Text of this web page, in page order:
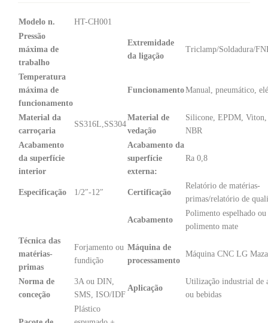
Modelo n.
HT-CH001
Pressão
máxima de
trabalho
Extremidade
da ligação
Triclamp/Soldadura/
Temperatura
máxima de
funcionamento
FuncionamentoManual, pneumático,
Material da
carroçaria
SS316L,SS304
Material de
vedação
Silicone, EPDM,
NBR
Acabamento
da superfície
interior
Acabamento da
superfície
externa:
Ra 0,8
Especificação 1/2″-12″ Certificação
Relatório de matérias-
primas/relatório de
Acabamento
Polimento espelhado ou
polimento mate
Técnica das
matérias-
primas
Forjamento ou
fundição
Máquina de
processamento
Máquina CNC LG
Norma de
conceção
3A ou DIN,
SMS, ISO/IDF
Aplicação
Utilização industrial de
ou bebidas
Plástico